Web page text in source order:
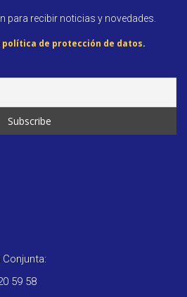
para recibir noticias y novedades.
política de protección de datos.
59 58